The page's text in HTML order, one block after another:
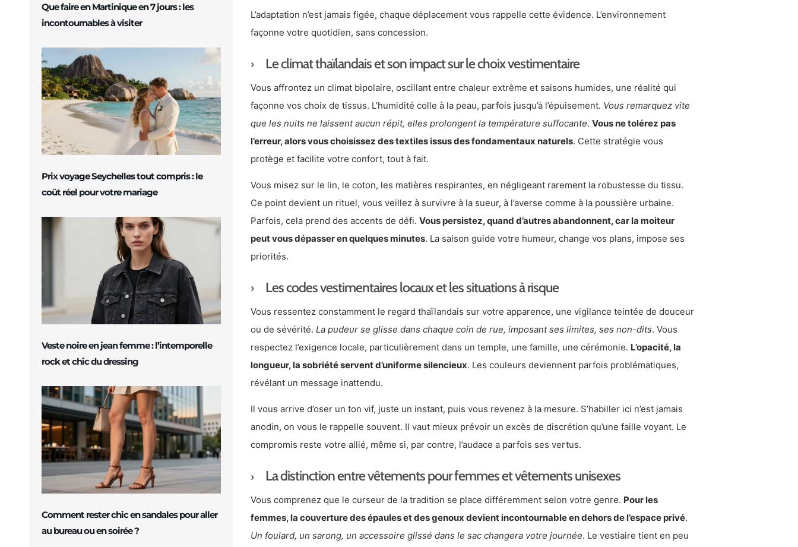
Que faire en Martinique en 7 jours : les
incontournables à visiter
Prix voyage Seychelles tout compris : le
coût réel pour votre mariage
Veste noire en jean femme : l’intemporelle
rock et chic du dressing
Comment rester chic en sandales pour aller
au bureau ou en soirée ?
L’adaptation n’est jamais figée, chaque déplacement vous rappelle cette évidence. L’environnement
façonne votre quotidien, sans concession.
Le climat thaïlandais et son impact sur le choix vestimentaire
Vous affrontez un climat bipolaire, oscillant entre chaleur extrême et saisons humides, une réalité qui
façonne vos choix de tissus. L’humidité colle à la peau, parfois jusqu’à l’épuisement. Vous remarquez vite
que les nuits ne laissent aucun répit, elles prolongent la température suffocante. Vous ne tolérez pas
l’erreur, alors vous choisissez des textiles issus des fondamentaux naturels. Cette stratégie vous
protège et facilite votre confort, tout à fait.
Vous misez sur le lin, le coton, les matières respirantes, en négligeant rarement la robustesse du tissu.
Ce point devient un rituel, vous veillez à survivre à la sueur, à l’averse comme à la poussière urbaine.
Parfois, cela prend des accents de défi. Vous persistez, quand d’autres abandonnent, car la moiteur
peut vous dépasser en quelques minutes. La saison guide votre humeur, change vos plans, impose ses
priorités.
Les codes vestimentaires locaux et les situations à risque
Vous ressentez constamment le regard thaïlandais sur votre apparence, une vigilance teintée de douceur
ou de sévérité. La pudeur se glisse dans chaque coin de rue, imposant ses limites, ses non-dits. Vous
respectez l’exigence locale, particulièrement dans un temple, une famille, une cérémonie. L’opacité, la
longueur, la sobriété servent d’uniforme silencieux. Les couleurs deviennent parfois problématiques,
révélant un message inattendu.
Il vous arrive d’oser un ton vif, juste un instant, puis vous revenez à la mesure. S’habiller ici n’est jamais
anodin, on vous le rappelle souvent. Il vaut mieux prévoir un excès de discrétion qu’une faille voyant. Le
compromis reste votre allié, même si, par contre, l’audace a parfois ses vertus.
La distinction entre vêtements pour femmes et vêtements unisexes
Vous comprenez que le curseur de la tradition se place différemment selon votre genre. Pour les
femmes, la couverture des épaules et des genoux devient incontournable en dehors de l’espace privé.
Un foulard, un sarong, un accessoire glissé dans le sac changera votre journée. Le vestiaire tient en peu